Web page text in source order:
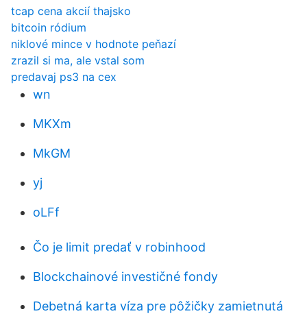
tcap cena akcií thajsko
bitcoin ródium
niklové mince v hodnote peňazí
zrazil si ma, ale vstal som
predavaj ps3 na cex
wn
MKXm
MkGM
yj
oLFf
Čo je limit predať v robinhood
Blockchainové investičné fondy
Debetná karta víza pre pôžičky zamietnutá